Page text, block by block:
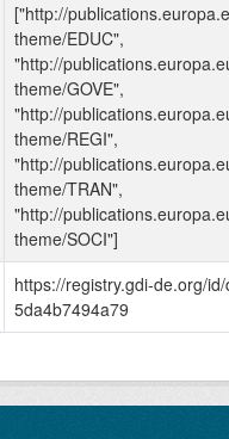
["http://
theme/EDUC",
"http://
theme/GOVE",
"http://
theme/REGI",
"http://
theme/TRAN",
"http://
theme/SOCI"]
https://registry.gdi-de.org/
5da4b7494a79